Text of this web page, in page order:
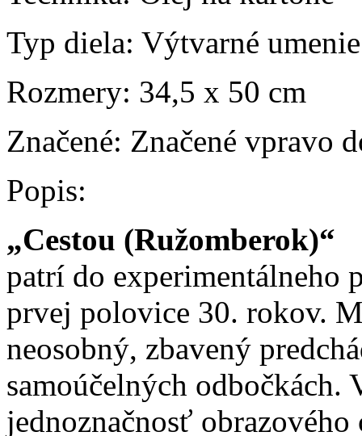
Typ diela: Výtvarné umenie
Rozmery: 34,5 x 50 cm
Značené: Značené vpravo
Popis:
„Cestou (Ružomberok)“
patrí do experimentálneho
prvej polovice 30. rokov.
neosobný, zbavený
samoúčelných odbočkách.
jednoznačnosť